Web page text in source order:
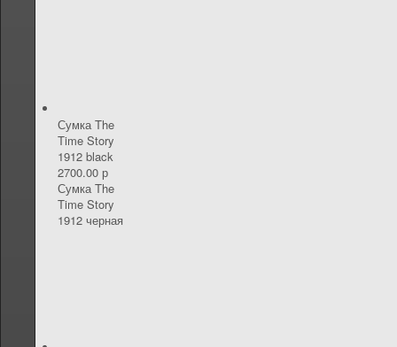
Сумка The
Time Story
1912 black
2700.00 р
Сумка The
Time Story
1912 черная